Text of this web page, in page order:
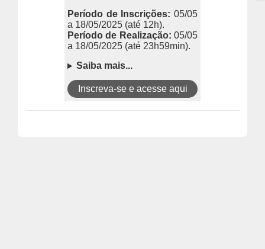
Período de Inscrições: 05/05
a 18/05/2025 (até 12h).
Período de Realização: 05/05
a 18/05/2025 (até 23h59min).
Saiba mais...
Inscreva-se e acesse aqui